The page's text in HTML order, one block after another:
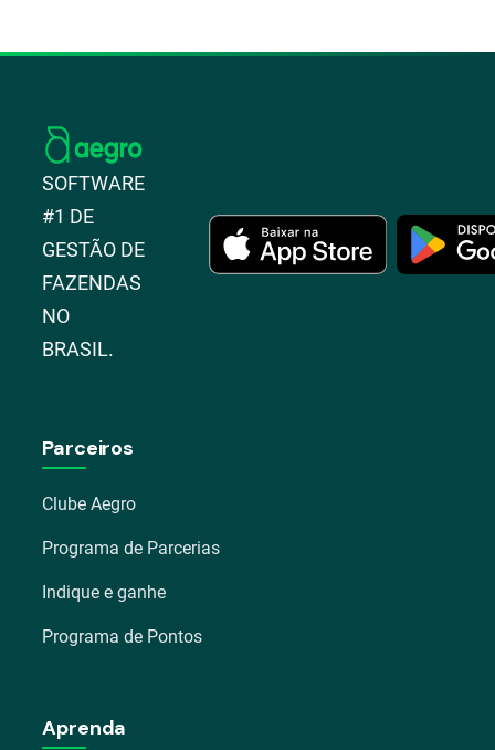
SOFTWARE
#1 DE
GESTÃO DE
FAZENDAS
NO
BRASIL.
Parceiros
Clube Aegro
Programa de Parcerias
Indique e ganhe
Programa de Pontos
Aprenda